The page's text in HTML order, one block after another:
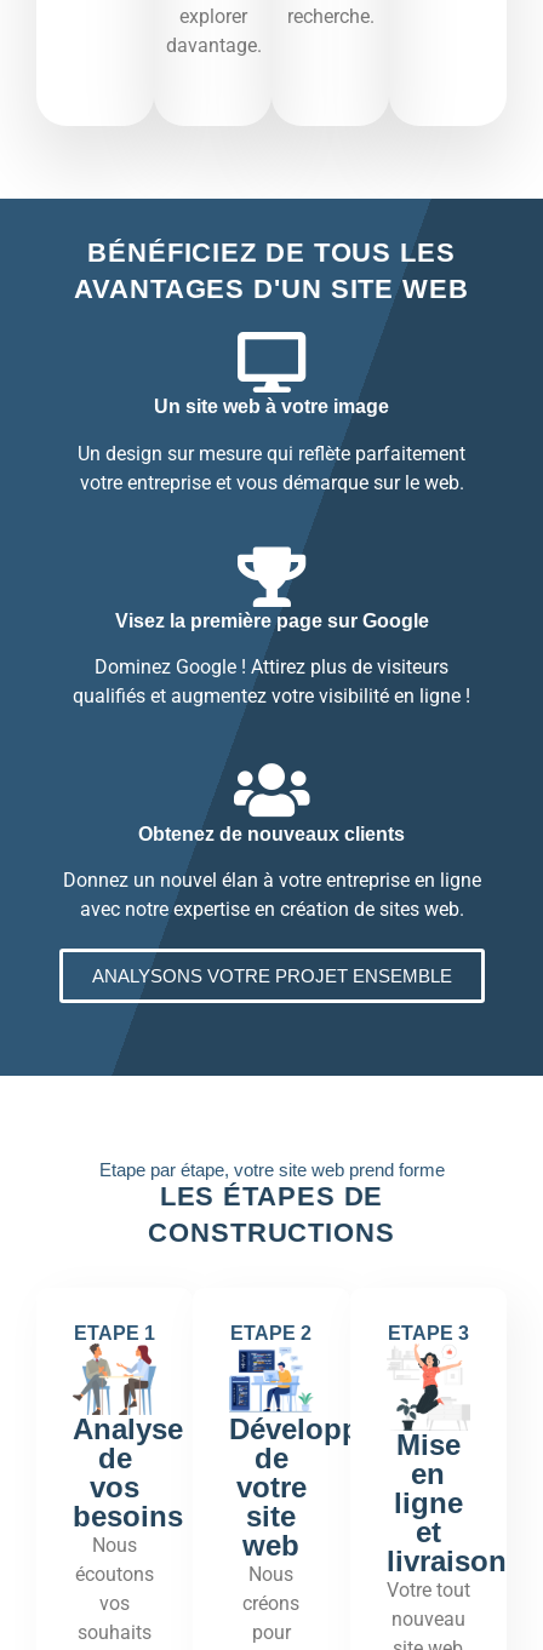
explorer
davantage.​
recherche.​
BÉNÉFICIEZ DE TOUS LES
AVANTAGES D'UN SITE WEB
Un site web à votre image
Un design sur mesure qui reflète parfaitement
votre entreprise et vous démarque sur le web.
Visez la première page sur Google
Dominez Google ! Attirez plus de visiteurs
qualifiés et augmentez votre visibilité en ligne !
Obtenez de nouveaux clients
Donnez un nouvel élan à votre entreprise en ligne
avec notre expertise en création de sites web.
ANALYSONS VOTRE PROJET ENSEMBLE
Etape par étape, votre site web prend forme
LES ÉTAPES DE
CONSTRUCTIONS
ETAPE 1
Analyse
de
vos
besoins
Nous
écoutons
vos
souhaits
ETAPE 2
Développement
de
votre
site
web
Nous
créons
pour
ETAPE 3
Mise
en
ligne
et
livraison
Votre tout
nouveau